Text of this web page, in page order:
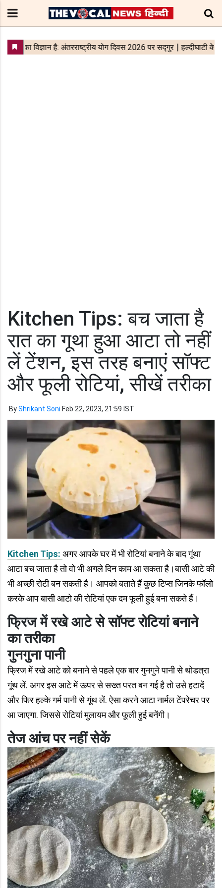
Kitchen Tips: बच जाता है
रात का गूथा हुआ आटा तो नहीं
लें टेंशन, इस तरह बनाएं सॉफ्ट
और फूली रोटियां, सीखें तरीका
ByShrikant Soni Feb 22, 2023, 21:59 IST
Kitchen Tips: अगर आपके घर में भी रोटियां बनाने के बाद गूंथा
आटा बच जाता है तो वो भी अगले दिन काम आ सकता है।बासी आटे की
भी अच्छी रोटी बन सकती है। आपको बताते हैं कुछ टिप्स जिनके फॉलो
करके आप बासी आटो की रोटियां एक दम फूली हुई बना सकते हैं।
फ्रिज में रखे आटे से सॉफ्ट रोटियां बनाने
का तरीका
गुनगुना पानी
फ्रिज में रखे आटे को बनाने से पहले एक बार गुनगुने पानी से थोडत्रा
गूंथ लें. अगर इस आटे में ऊपर से सख्त परत बन गई है तो उसे हटादें
और फिर हल्के गर्म पानी से गूंथ लें. ऐसा करने आटा नार्मल टेंपरेचर पर
आ जाएगा. जिससे रोटियां मुलायम और फूली हुई बनेंगी।
तेज आंच पर नहीं सेकें